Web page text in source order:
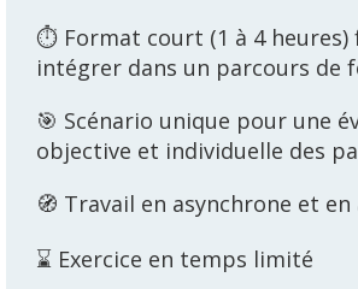
⏱️ Format court (1 à 4 heures)
intégrer dans un parcours de
🎯 Scénario unique pour une
objective et individuelle des
🧭 Travail en asynchrone et
⌛ Exercice en temps limité